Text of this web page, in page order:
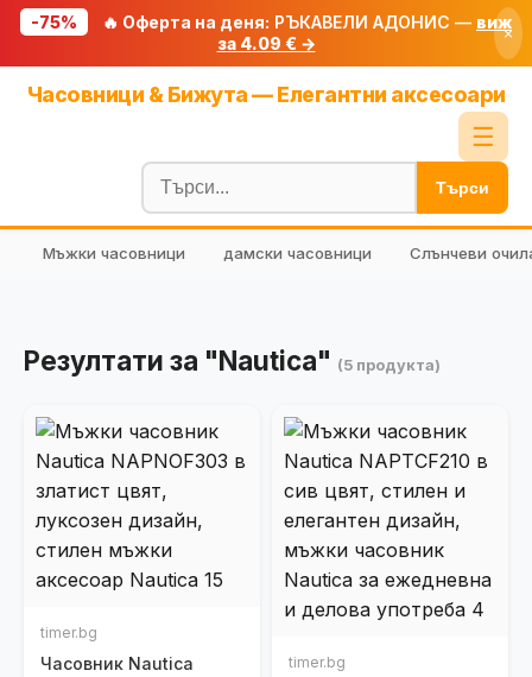
-75% 🔥 Оферта на деня: РЪКАВЕЛИ АДОНИС — виж
за 4.09 € →
×
Часовници & Бижута — Елегантни аксесоари
☰
Блог
🧮 Калкулатори
🔍 Намери продукт
🎟️ Купони
Търси
Мъжки часовници дамски часовници Слънчеви
Резултати за "Nautica" (5 продукта)
timer.bg
Часовник Nautica
timer.bg